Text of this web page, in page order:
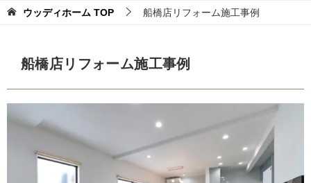
ウッディホーム TOP 船橋店リフォーム施工事例
船橋店リフォーム施工事例